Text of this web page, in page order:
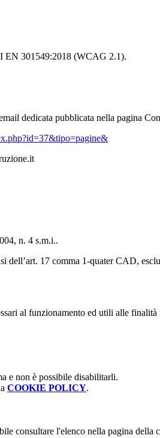
EN 301549:2018 (WCAG 2.1).
dedicata pubblicata nella pagina
n. 4 s.m.i..
17 comma 1-quater CAD,
al funzionamento ed utili alle finalità
e non è possibile disabilitarli.
COOKIE POLICY.
consultare l'elenco nella pagina della